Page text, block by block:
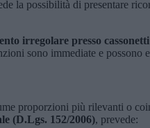
la possibilità di presentare
irregolare presso
sono immediate e
proporzioni più rilevanti o
(D.Lgs. 152/2006), prevede: